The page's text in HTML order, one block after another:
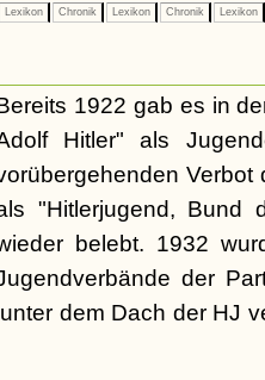
Lexikon Chronik Lexikon Chronik Lexikon
1922 gab es in
Hitler" als
Verbot
"Hitlerjugend, Bund
belebt. 1932
der
dem Dach der HJ